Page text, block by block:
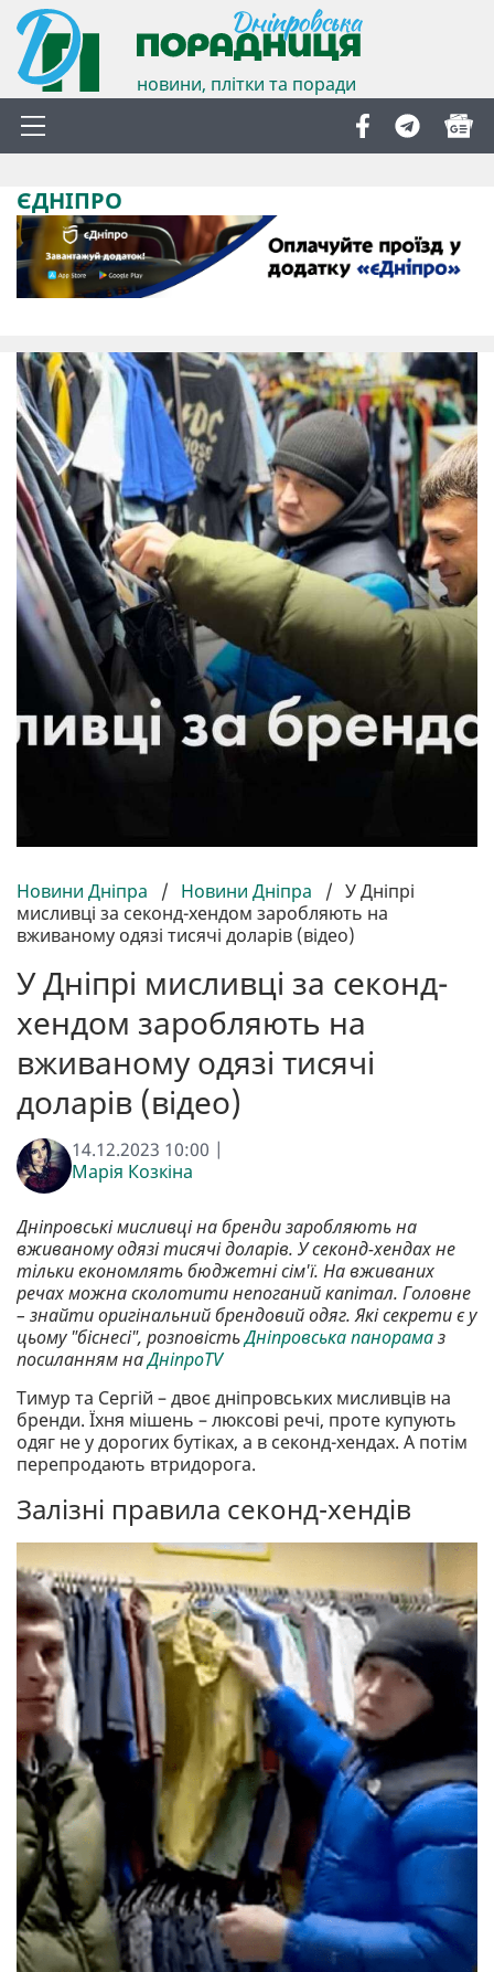
новини, плітки та поради
ЄДНІПРО
Новини Дніпра / Новини Дніпра / У Дніпрі
мисливці за секонд-хендом заробляють на
вживаному одязі тисячі доларів (відео)
У Дніпрі мисливці за секонд-
хендом заробляють на
вживаному одязі тисячі
доларів (відео)
14.12.2023 10:00 |
Марія Козкіна
Дніпровські мисливці на бренди заробляють на
вживаному одязі тисячі доларів. У секонд-хендах не
тільки економлять бюджетні сім'ї. На вживаних
речах можна сколотити непоганий капітал. Головне
– знайти оригінальний брендовий одяг. Які секрети є у
цьому "біснесі", розповістьДніпровська панорамаз
посиланням наДніпроTV
Тимур та Сергій – двоє дніпровських мисливців на
бренди. Їхня мішень – люксові речі, проте купують
одяг не у дорогих бутіках, а в секонд-хендах. А потім
перепродають втридорога.
Залізні правила секонд-хендів